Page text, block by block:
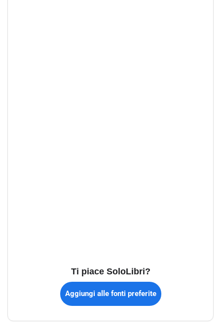
Ti piace SoloLibri?
Aggiungi alle fonti preferite